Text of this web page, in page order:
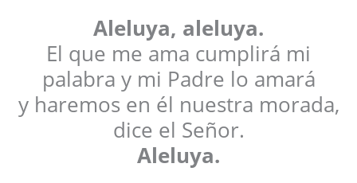
Aleluya, aleluya.
El que me ama cumplirá mi
palabra y mi Padre lo amará
y haremos en él nuestra morada,
dice el Señor.
Aleluya.